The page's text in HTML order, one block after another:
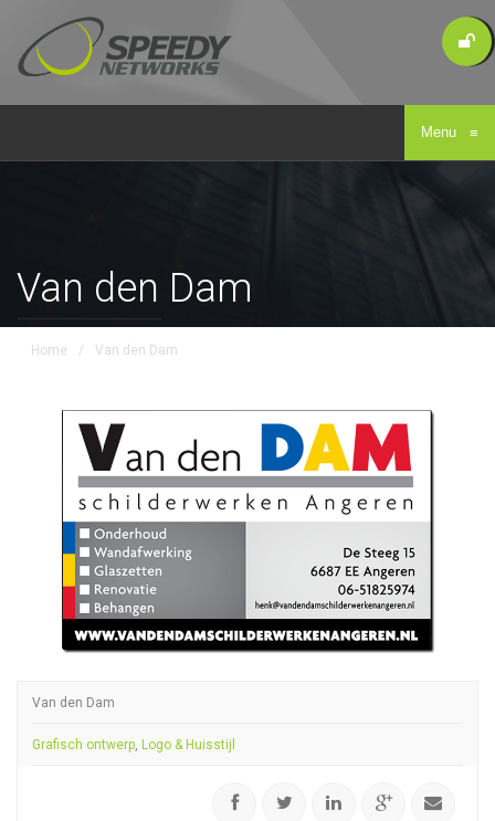
Menu ≡
Van den Dam
Home / Van den Dam
Van den Dam
Grafisch ontwerp, Logo & Huisstijl